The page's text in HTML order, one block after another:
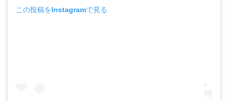
この投稿をInstagramで見る